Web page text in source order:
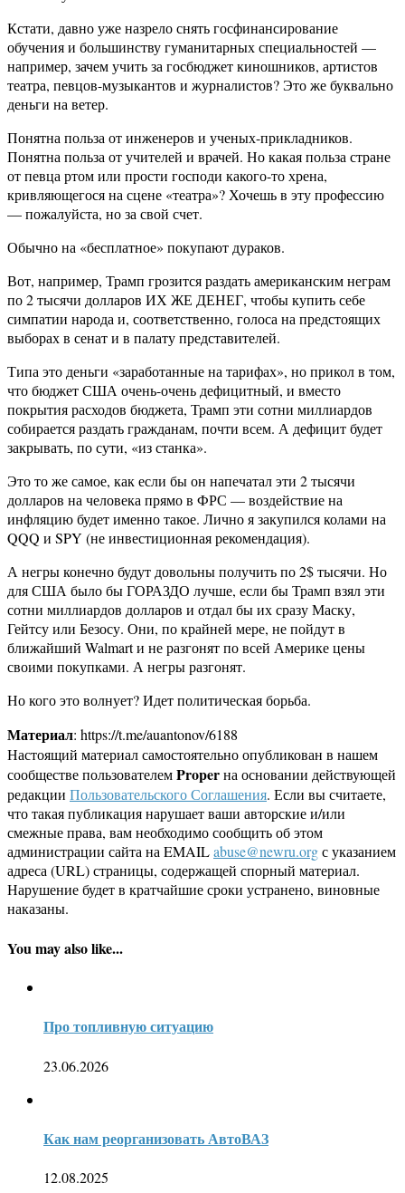
Кстати, давно уже назрело снять госфинансирование
обучения и большинству гуманитарных специальностей —
например, зачем учить за госбюджет киношников, артистов
театра, певцов-музыкантов и журналистов? Это же буквально
деньги на ветер.
Понятна польза от инженеров и ученых-прикладников.
Понятна польза от учителей и врачей. Но какая польза стране
от певца ртом или прости господи какого-то хрена,
кривляющегося на сцене «театра»? Хочешь в эту профессию
— пожалуйста, но за свой счет.
Обычно на «бесплатное» покупают дураков.
Вот, например, Трамп грозится раздать американским неграм
по 2 тысячи долларов ИХ ЖЕ ДЕНЕГ, чтобы купить себе
симпатии народа и, соответственно, голоса на предстоящих
выборах в сенат и в палату представителей.
Типа это деньги «заработанные на тарифах», но прикол в том,
что бюджет США очень-очень дефицитный, и вместо
покрытия расходов бюджета, Трамп эти сотни миллиардов
собирается раздать гражданам, почти всем. А дефицит будет
закрывать, по сути, «из станка».
Это то же самое, как если бы он напечатал эти 2 тысячи
долларов на человека прямо в ФРС — воздействие на
инфляцию будет именно такое. Лично я закупился колами на
QQQ и SPY (не инвестиционная рекомендация).
А негры конечно будут довольны получить по 2$ тысячи. Но
для США было бы ГОРАЗДО лучше, если бы Трамп взял эти
сотни миллиардов долларов и отдал бы их сразу Маску,
Гейтсу или Безосу. Они, по крайней мере, не пойдут в
ближайший Walmart и не разгонят по всей Америке цены
своими покупками. А негры разгонят.
Но кого это волнует? Идет политическая борьба.
Материал: https://t.me/auantonov/6188
Настоящий материал самостоятельно опубликован в нашем
сообществе пользователемProperна основании действующей
редакции Пользовательского Соглашения. Если вы считаете,
что такая публикация нарушает ваши авторские и/или
смежные права, вам необходимо сообщить об этом
администрации сайта на EMAILabuse@newru.orgс указанием
адреса (URL) страницы, содержащей спорный материал.
Нарушение будет в кратчайшие сроки устранено, виновные
наказаны.
You may also like...
Про топливную ситуацию
23.06.2026
Как нам реорганизовать АвтоВАЗ
12.08.2025